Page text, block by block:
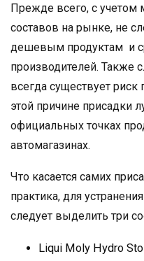
Прежде всего, с учетом
составов на рынке, не
дешевым продуктам и
производителей. Также
всегда существует
этой причине присадки
официальных точках
автомагазинах.
Что касается самих
практика, для
следует выделить три
Liqui Moly Hydro